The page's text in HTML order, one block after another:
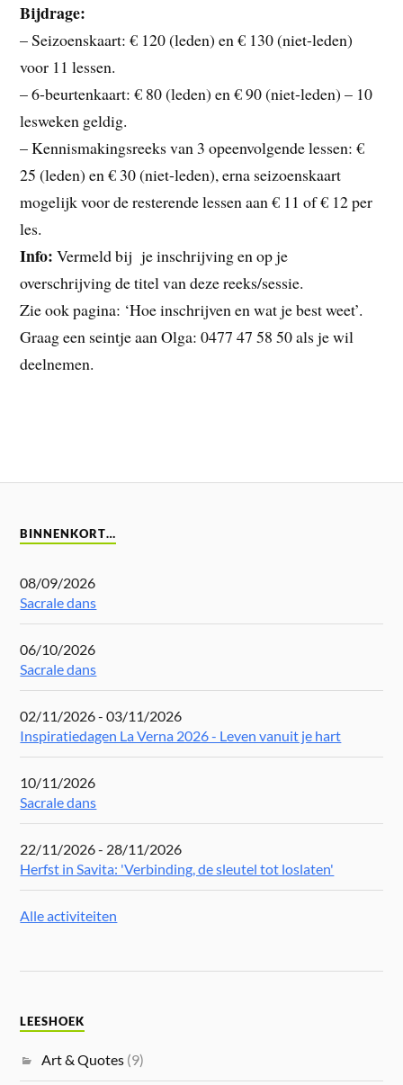
Bijdrage:
– Seizoenskaart: € 120 (leden) en € 130 (niet-leden)
voor 11 lessen.
– 6-beurtenkaart: € 80 (leden) en € 90 (niet-leden) – 10
lesweken geldig.
– Kennismakingsreeks van 3 opeenvolgende lessen: €
25 (leden) en € 30 (niet-leden), erna seizoenskaart
mogelijk voor de resterende lessen aan € 11 of € 12 per
les.
Info: Vermeld bij je inschrijving en op je
overschrijving de titel van deze reeks/sessie.
Zie ook pagina: ‘Hoe inschrijven en wat je best weet’.
Graag een seintje aan Olga: 0477 47 58 50 als je wil
deelnemen.
BINNENKORT…
08/09/2026
Sacrale dans
06/10/2026
Sacrale dans
02/11/2026 - 03/11/2026
Inspiratiedagen La Verna 2026 - Leven vanuit je hart
10/11/2026
Sacrale dans
22/11/2026 - 28/11/2026
Herfst in Savita: 'Verbinding, de sleutel tot loslaten'
Alle activiteiten
LEESHOEK
Art & Quotes (9)